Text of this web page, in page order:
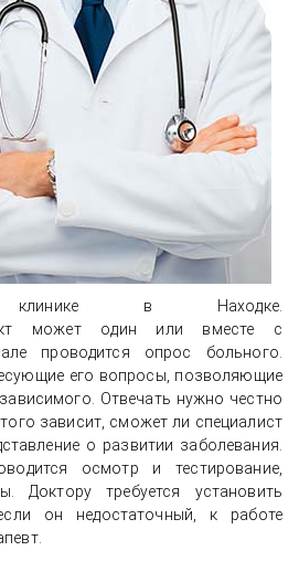
клинике в Находке.
может один или вместе с
проводится опрос больного.
его вопросы, позволяющие
Отвечать нужно честно
зависит, сможет ли специалист
о развитии заболевания.
осмотр и тестирование,
Доктору требуется установить
он недостаточный, к работе